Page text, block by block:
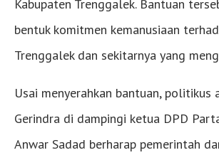
Kabupaten Trenggalek. Bantuan
bentuk komitmen kemanusiaan
Trenggalek dan sekitarnya yang
Usai menyerahkan bantuan, politikus
Gerindra di dampingi ketua DPD
Anwar Sadad berharap pemerintah